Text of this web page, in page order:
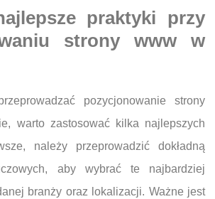
praktyki przy
strony www w
pozycjonowanie strony
warto zastosować kilka najlepszych
należy przeprowadzić dokładną
aby wybrać te najbardziej
branży oraz lokalizacji. Ważne jest